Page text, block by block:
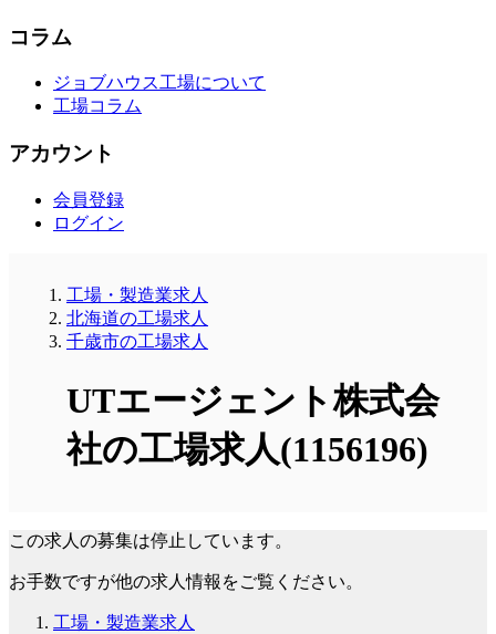
コラム
ジョブハウス工場について
工場コラム
アカウント
会員登録
ログイン
工場・製造業求人
北海道の工場求人
千歳市の工場求人
UTエージェント株式会
社の工場求人(1156196)
この求人の募集は停止しています。
お手数ですが他の求人情報をご覧ください。
工場・製造業求人